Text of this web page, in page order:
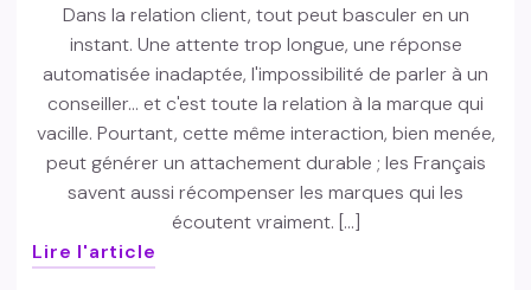
Dans la relation client, tout peut basculer en un
instant. Une attente trop longue, une réponse
automatisée inadaptée, l'impossibilité de parler à un
conseiller… et c'est toute la relation à la marque qui
vacille. Pourtant, cette même interaction, bien menée,
peut générer un attachement durable ; les Français
savent aussi récompenser les marques qui les
écoutent vraiment. […]
Lire l'article